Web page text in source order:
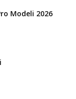
Modeli 2026